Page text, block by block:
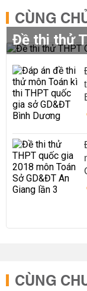
CÙNG
Đề thi thử
CÙNG